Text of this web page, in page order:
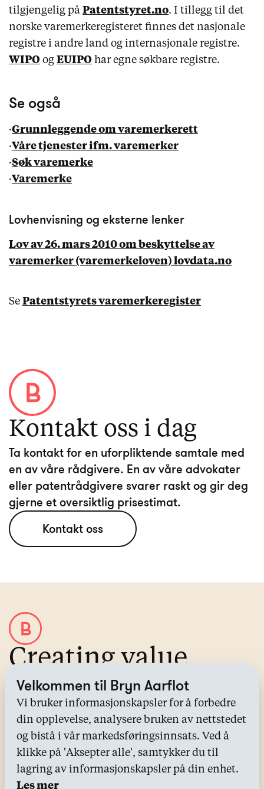
tilgjengelig på Patentstyret.no. I tillegg til det
norske varemerkeregisteret finnes det nasjonale
registre i andre land og internasjonale registre.
WIPO og EUIPO har egne søkbare registre.
Se også
·Grunnleggende om varemerkerett
·Våre tjenester ifm. varemerker
·Søk varemerke
·Varemerke
Lovhenvisning og eksterne lenker
Lov av 26. mars 2010 om beskyttelse av
varemerker (varemerkeloven) lovdata.no
Se Patentstyrets varemerkeregister
Kontakt oss i dag
Ta kontakt for en uforpliktende samtale med
en av våre rådgivere. En av våre advokater
eller patentrådgivere svarer raskt og gir deg
Kontakt oss
Creating value
through IP
Om Bryn Aarflot
Alle tjenester
Kontakt oss
Bransjer
Kunnskapssenter
Velkommen til Bryn Aarflot
Vi bruker informasjonskapsler for å forbedre
din opplevelse, analysere bruken av nettstedet
og bistå i vår markedsføringsinnsats. Ved å
klikke på 'Aksepter alle', samtykker du til
lagring av informasjonskapsler på din enhet.
Les mer